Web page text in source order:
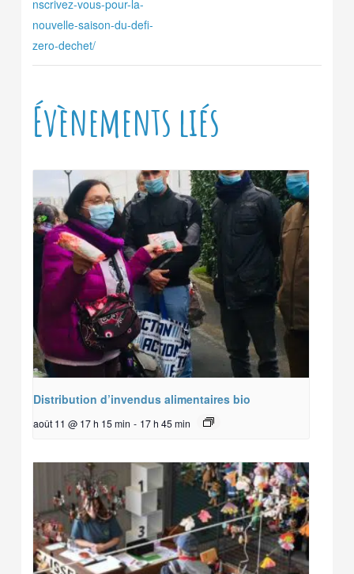
nscrivez-vous-pour-la-
nouvelle-saison-du-defi-
zero-dechet/
Évènements liés
Distribution d’invendus alimentaires bio
août 11 @ 17 h 15 min - 17 h 45 min